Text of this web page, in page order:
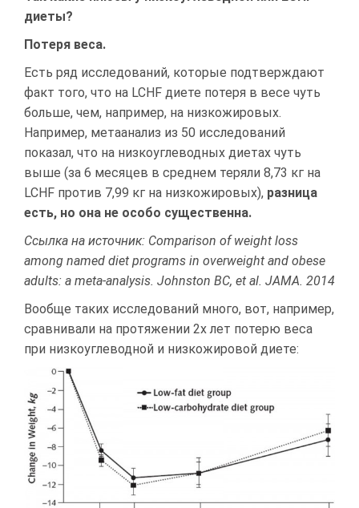
диеты?
Потеря веса.
Есть ряд исследований, которые подтверждают
факт того, что на LCHF диете потеря в весе чуть
больше, чем, например, на низкожировых.
Например, метаанализ из 50 исследований
показал, что на низкоуглеводных диетах чуть
выше (за 6 месяцев в среднем теряли 8,73 кг на
LCHF против 7,99 кг на низкожировых), разница
есть, но она не особо существенна.
Ссылка на источник: Comparison of weight loss
among named diet programs in overweight and obese
adults: a meta-analysis. Johnston BC, et al. JAMA. 2014
Вообще таких исследований много, вот, например,
сравнивали на протяжении 2х лет потерю веса
при низкоуглеводной и низкожировой диете: